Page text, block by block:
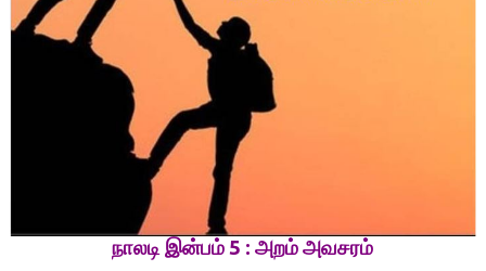
நாலடி இன்பம் 5 : அறம் அவசரம்